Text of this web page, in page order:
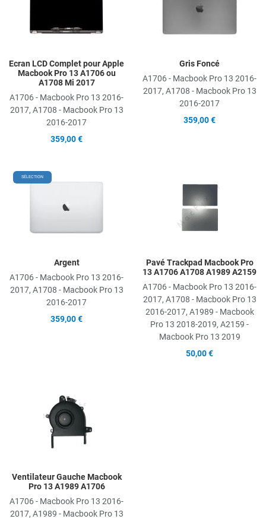
Ecran LCD Complet pour Apple
Macbook Pro 13 A1706 ou
A1708 Mi 2017
A1706 - Macbook Pro 13 2016-
2017, A1708 - Macbook Pro 13
2016-2017
359,00 €
Gris Foncé
A1706 - Macbook Pro 13 2016-
2017, A1708 - Macbook Pro 13
2016-2017
359,00 €
SÉLECTION
Argent
A1706 - Macbook Pro 13 2016-
2017, A1708 - Macbook Pro 13
2016-2017
359,00 €
Pavé Trackpad Macbook Pro
13 A1706 A1708 A1989 A2159
A1706 - Macbook Pro 13 2016-
2017, A1708 - Macbook Pro 13
2016-2017, A1989 - Macbook
Pro 13 2018-2019, A2159 -
Macbook Pro 13 2019
50,00 €
Ventilateur Gauche Macbook
Pro 13 A1989 A1706
A1706 - Macbook Pro 13 2016-
2017, A1989 - Macbook Pro 13